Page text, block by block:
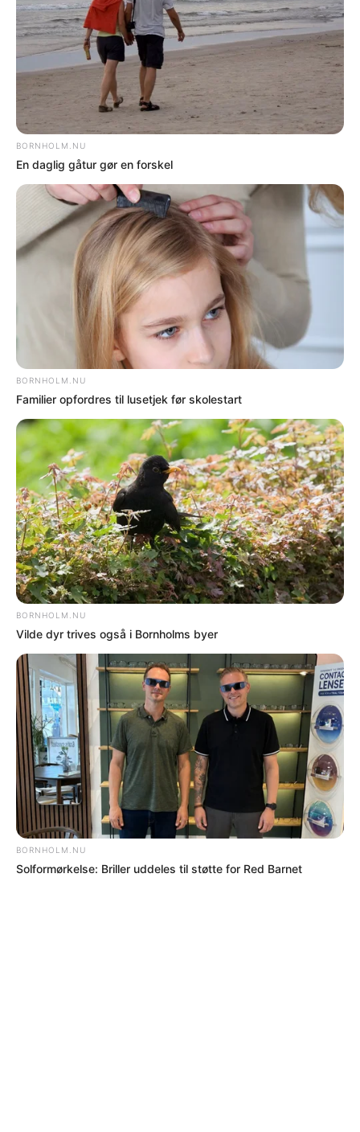
KULTUR
Kunst om den fiktive danskhed
GF advarer mod at brænde ukrudt
SPORT
To ekstra travløb på lørdag
DØDSFALD